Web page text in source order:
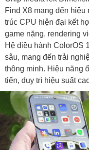
Find X8 mang đến
trúc CPU hiện đại kết
game nặng, rendering
Hệ điều hành ColorOS
sâu, mang đến trải
thông minh. Hiệu năng
tiến, duy trì hiệu suất